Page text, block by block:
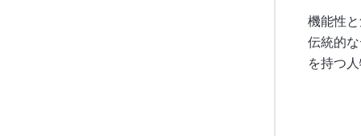
機能性
伝統的
を持つ